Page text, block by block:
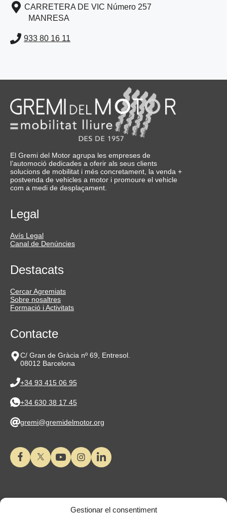
Gestionar el consentiment
CARRETERA DE VIC Número 257
MANRESA
933 80 16 11
El Gremi del Motor agrupa les empreses de
l’automoció dedicades a oferir als seus clients
solucions de mobilitat i més concretament, la venda +
postvenda de vehicles a motor i promoure el vehicle
com a medi de desplaçament.
Legal
Avís Legal
Canal de Denúncies
Destacats
Cercar Agremiats
Sobre nosaltres
Formació i Activitats
Contacte
C/ Gran de Gràcia nº 69, Entresol.
08012 Barcelona
+34 93 415 06 95
+34 630 38 17 45
gremi@gremidelmotor.org